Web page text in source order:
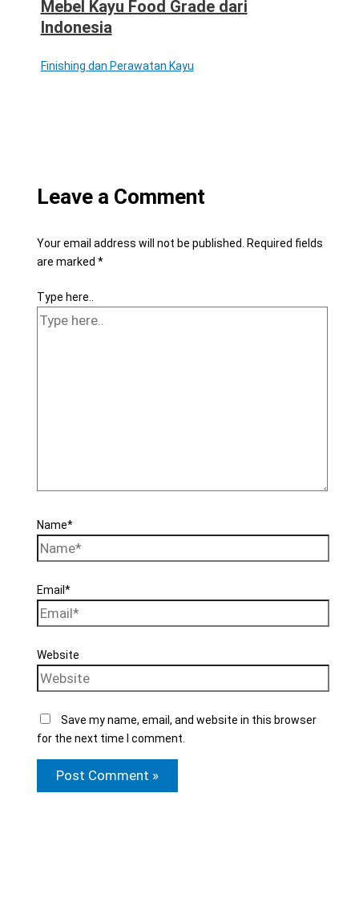
Mebel Kayu Food Grade dari
Indonesia
Finishing dan Perawatan Kayu
Leave a Comment
Your email address will not be published. Required fields
are marked *
Type here..
Name*
Email*
Website
Save my name, email, and website in this browser
for the next time I comment.